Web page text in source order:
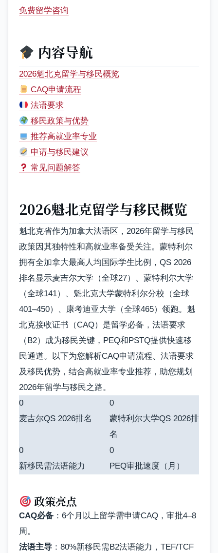
免费留学咨询
内容导航
2026魁北克留学与移民概览
CAQ申请流程
法语要求
移民政策与优势
推荐高就业率专业
申请与移民建议
常见问题解答
2026魁北克留学与移民概览
魁北克省作为加拿大法语区，2026年留学与移民
政策因其独特性和高就业率备受关注。蒙特利尔
拥有全加拿大最高人均国际学生比例，QS 2026
排名显示麦吉尔大学（全球27）、蒙特利尔大学
（全球141）、魁北克大学蒙特利尔分校（全球
401–450）、康考迪亚大学（全球465）领跑。魁
北克接收证书（CAQ）是留学必备，法语要求
（B2）成为移民关键，PEQ和PSTQ提供快速移
民通道。以下为您解析CAQ申请流程、法语要求
及移民优势，结合高就业率专业推荐，助您规划
2026年留学与移民之路。
0
麦吉尔QS 2026排名
0
蒙特利尔大学QS 2026排
名
0
新移民需法语能力
0
PEQ审批速度（月）
政策亮点
CAQ必备 ：6个月以上留学需申请CAQ，审批4–8
周。
法语主导 ：80%新移民需B2法语能力，TEF/TCF